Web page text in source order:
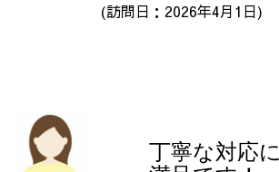
(訪問日：2026年4月1 日)
丁寧な対応